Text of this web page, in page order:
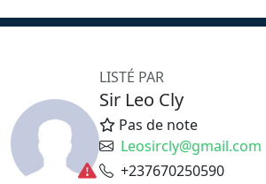
LISTÉ PAR
Sir Leo Cly
Pas de note
Leosircly@gmail.com
+237670250590